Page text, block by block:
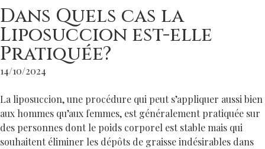
Dans Quels cas la
Liposuccion est-elle
Pratiquée?
14/10/2024
La liposuccion, une procédure qui peut s’appliquer aussi bien
aux hommes qu’aux femmes, est généralement pratiquée sur
des personnes dont le poids corporel est stable mais qui
souhaitent éliminer les dépôts de graisse indésirables dans